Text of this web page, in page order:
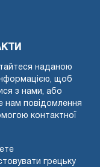
наданою
щоб
з нами, або
нам повідомлення
контактної
грецьку